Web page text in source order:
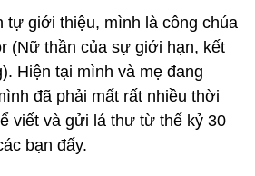
tự giới thiệu, mình là công chúa
(Nữ thần của sự giới hạn, kết
Hiện tại mình và mẹ đang
đã phải mất rất nhiều thời
viết và gửi lá thư từ thế kỷ 30
bạn đấy.